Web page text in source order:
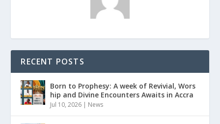
RECENT POSTS
Born to Prophesy: A week of Revivial, Wors
hip and Divine Encounters Awaits in Accra
Jul 10, 2026 | News